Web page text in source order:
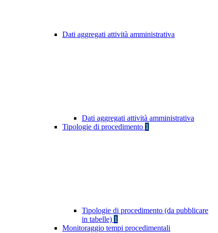
Dati aggregati attività amministrativa
Dati aggregati attività amministrativa
Tipologie di procedimento 1
Tipologie di procedimento (da pubblicare
in tabelle) 1
Monitoraggio tempi procedimentali